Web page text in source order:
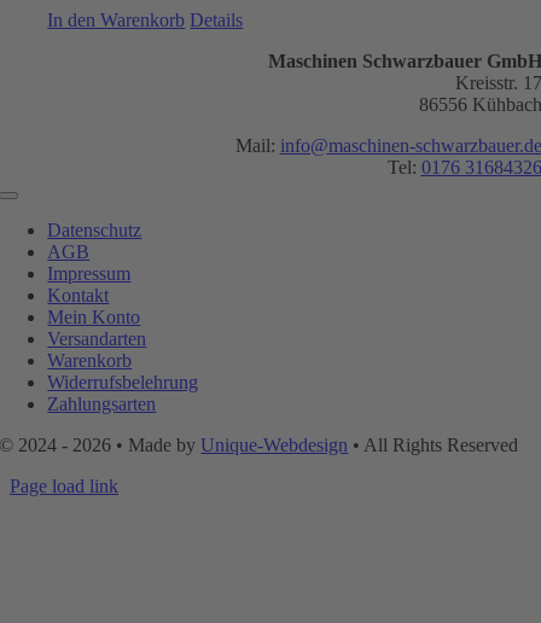
In den Warenkorb Details
Maschinen Schwarzbauer GmbH
Kreisstr. 17
86556 Kühbach
Mail: info@maschinen-schwarzbauer.de
Tel: 0176 31684326
Toggle
NavigationDatenschutz
AGB
Impressum
Kontakt
Mein Konto
Versandarten
Warenkorb
Widerrufsbelehrung
Zahlungsarten
© 2024 - 2026 • Made byUnique-Webdesign • All Rights Reserved
Page load link